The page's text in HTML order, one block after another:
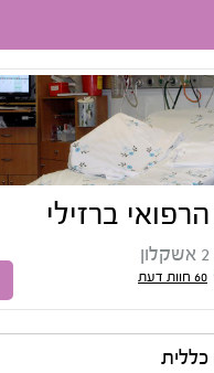
ברזילי
60 חוות דעת